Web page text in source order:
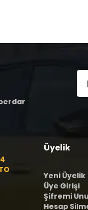
Üyelik
Yeni Üyelik
Üye Girişi
Şifremi
Hesap